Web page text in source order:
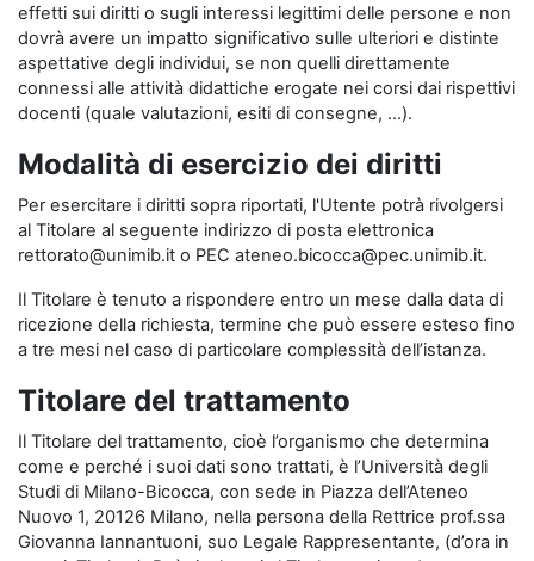
effetti sui diritti o sugli interessi legittimi delle persone e non
dovrà avere un impatto significativo sulle ulteriori e distinte
aspettative degli individui, se non quelli direttamente
connessi alle attività didattiche erogate nei corsi dai rispettivi
docenti (quale valutazioni, esiti di consegne, …).
Modalità di esercizio dei diritti
Per esercitare i diritti sopra riportati, l'Utente potrà rivolgersi
al Titolare al seguente indirizzo di posta elettronica
rettorato@unimib.it o PEC ateneo.bicocca@pec.unimib.it.
Il Titolare è tenuto a rispondere entro un mese dalla data di
ricezione della richiesta, termine che può essere esteso fino
a tre mesi nel caso di particolare complessità dell’istanza.
Titolare del trattamento
Il Titolare del trattamento, cioè l’organismo che determina
come e perché i suoi dati sono trattati, è l’Università degli
Studi di Milano-Bicocca, con sede in Piazza dell’Ateneo
Nuovo 1, 20126 Milano, nella persona della Rettrice prof.ssa
Giovanna Iannantuoni, suo Legale Rappresentante, (d’ora in